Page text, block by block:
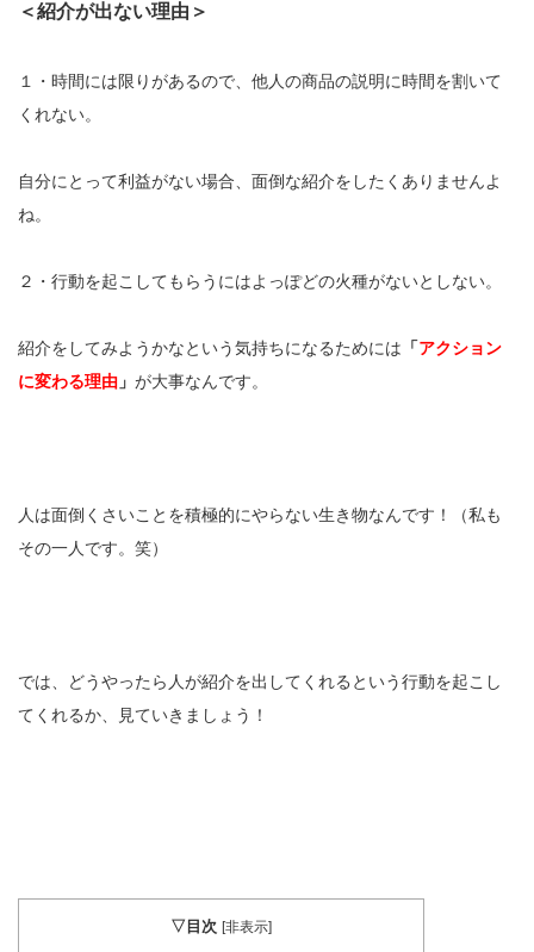
＜紹介が出ない理由＞
１・時間には限りがあるので、他人の商品の説明に時間を割いて
くれない。
自分にとって利益がない場合、面倒な紹介をしたくありませんよ
ね。
２・行動を起こしてもらうにはよっぽどの火種がないとしない。
紹介をしてみようかなという気持ちになるためには 「アクション
に変わる理由 」 が大事なんです。
人は面倒くさいことを積極的にやらない生き物なんです！（私も
その一人です。笑）
では、どうやったら人が紹介を出してくれるという行動を起こし
てくれるか、見ていきましょう！
▽目次 [非表示]